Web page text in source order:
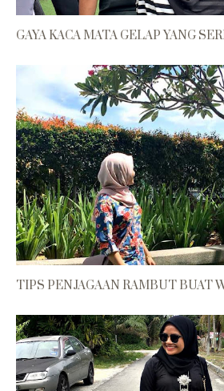
GAYA KACA MATA GELAP YANG
TIPS PENJAGAAN RAMBUT BUAT